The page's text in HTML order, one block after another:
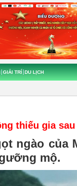
GIẢI TRÍ DU LỊCH
thiếu gia
ngào của
mộ.